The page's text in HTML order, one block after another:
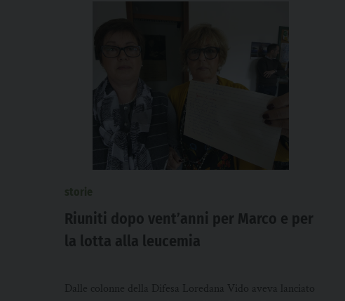
Riuniti dopo vent’anni per Marco e per
la lotta alla leucemia
Dalle colonne della Difesa Loredana Vido aveva lanciato